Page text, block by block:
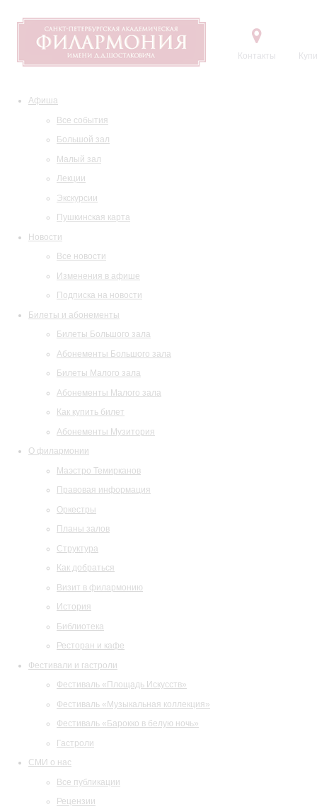
Контакты
Афиша
Все события
Большой зал
Малый зал
Лекции
Экскурсии
Пушкинская карта
Новости
Все новости
Изменения в афише
Подписка на новости
Билеты и абонементы
Билеты Большого зала
Абонементы Большого зала
Билеты Малого зала
Абонементы Малого зала
Как купить билет
Абонементы Музитория
О филармонии
Маэстро Темирканов
Правовая информация
Оркестры
Планы залов
Структура
Как добраться
Визит в филармонию
История
Библиотека
Ресторан и кафе
Фестивали и гастроли
Фестиваль «Площадь Искусств»
Фестиваль «Музыкальная коллекция»
Фестиваль «Барокко в белую ночь»
Гастроли
СМИ о нас
Все публикации
Рецензии